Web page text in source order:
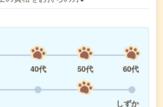
40代 50代
60代
しずか